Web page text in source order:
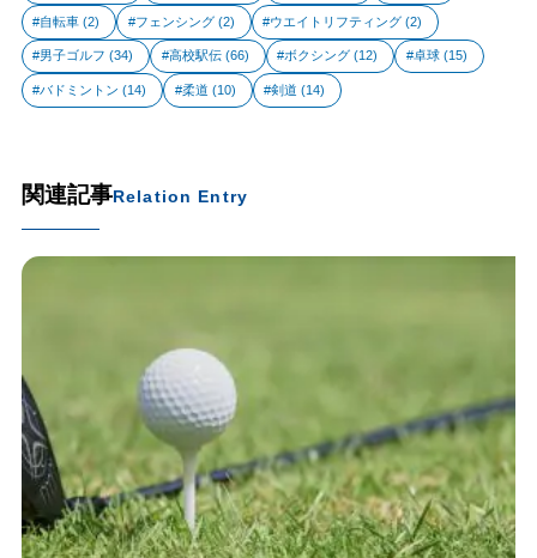
自転車 (2) フェンシング(2) ウエイトリフティング (2)
男子ゴルフ (34) 高校駅伝(66) ボクシング (12) 卓球(15)
バドミントン (14) 柔道 (10) 剣道 (14)
関連記事Relation Entry